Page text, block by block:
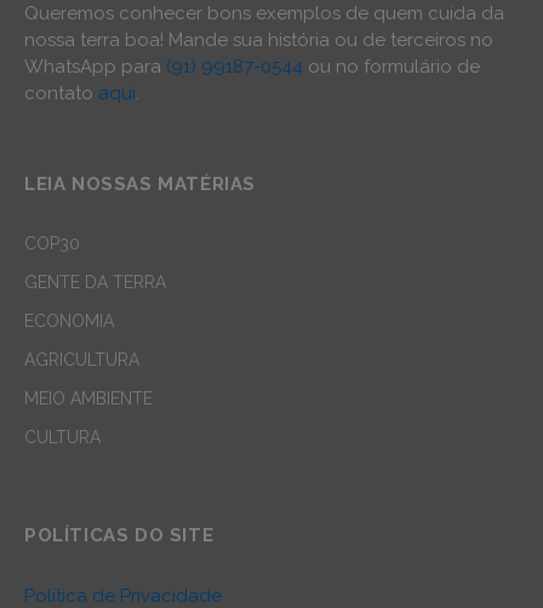
Queremos conhecer bons exemplos de quem cuida da
nossa terra boa! Mande sua história ou de terceiros no
WhatsApp para (91) 99187-0544 ou no formulário de
contato aqui.
LEIA NOSSAS MATÉRIAS
COP30
GENTE DA TERRA
ECONOMIA
AGRICULTURA
MEIO AMBIENTE
CULTURA
POLÍTICAS DO SITE
Política de Privacidade